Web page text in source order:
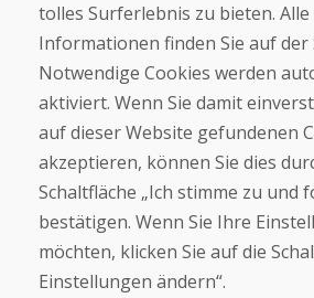
Kaufen
E-Shop
Geschäftsbedingungen
Zahlung
Beschwerde
Rückgabe und
Cookies
tolles Surferlebnis zu bieten.
Informationen finden Sie auf der
Notwendige Cookies werden
aktiviert. Wenn Sie damit
auf dieser Website gefundenen
akzeptieren, können Sie dies
Schaltfläche „Ich stimme zu und
bestätigen. Wenn Sie Ihre
möchten, klicken Sie auf die
Einstellungen ändern“.